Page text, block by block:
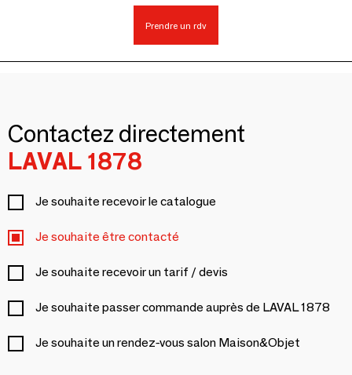
Prendre un rdv
Contactez directement
LAVAL 1878
Je souhaite recevoir le catalogue
Je souhaite être contacté
Je souhaite recevoir un tarif / devis
Je souhaite passer commande auprès de LAVAL 1878
Je souhaite un rendez-vous salon Maison&Objet